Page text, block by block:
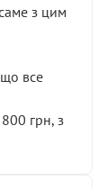
з цим
що все
грн, з